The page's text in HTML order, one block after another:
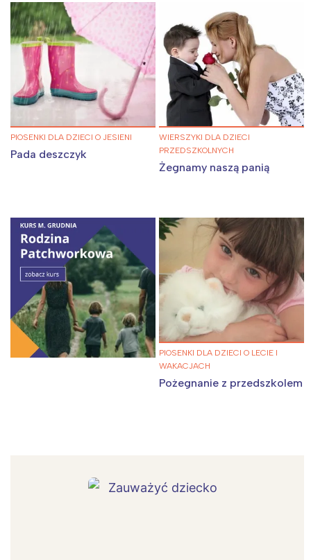
PIOSENKI DLA DZIECI O JESIENI
Pada deszczyk
WIERSZYKI DLA DZIECI
PRZEDSZKOLNYCH
Żegnamy naszą panią
PIOSENKI DLA DZIECI O LECIE I
WAKACJACH
Pożegnanie z przedszkolem